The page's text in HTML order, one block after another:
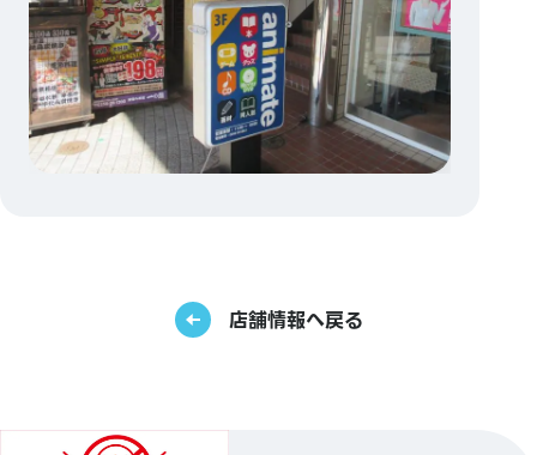
店舗情報へ戻る